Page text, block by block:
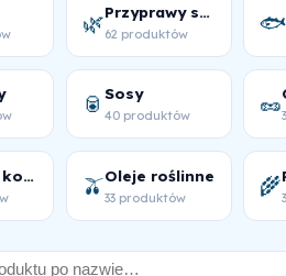
🌿 Przyprawy suszone
62 produktów 🐟
🥫 Sosy
40 produktów 🥜
Warzywa korzenne 🫒Oleje roślinne
33 produktów 🌾